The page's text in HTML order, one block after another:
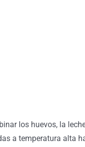
los huevos, la
a temperatura alta